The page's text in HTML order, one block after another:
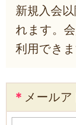
新規入会以
れます。
利用できま
＊ メールア